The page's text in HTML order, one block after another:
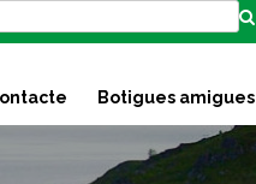
Botigues amigues